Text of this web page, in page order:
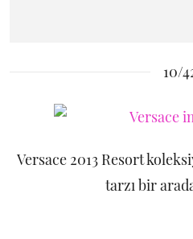
10/
Versace 2013 Resort
tarzı bir